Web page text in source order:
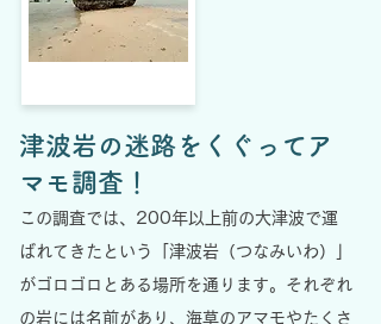
津波岩の迷路をくぐってア
マモ調査！
この調査では、200年以上前の大津波で運
ばれてきたという「津波岩（つなみいわ）」
がゴロゴロとある場所を通ります。それぞれ
の岩には名前があり、海草のアマモやたくさ